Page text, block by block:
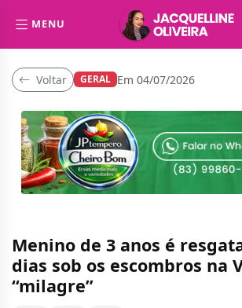
MENU
Voltar GERAL Em 04/07/2026
Menino de 3 anos é
dias sob os escombros na
“milagre”